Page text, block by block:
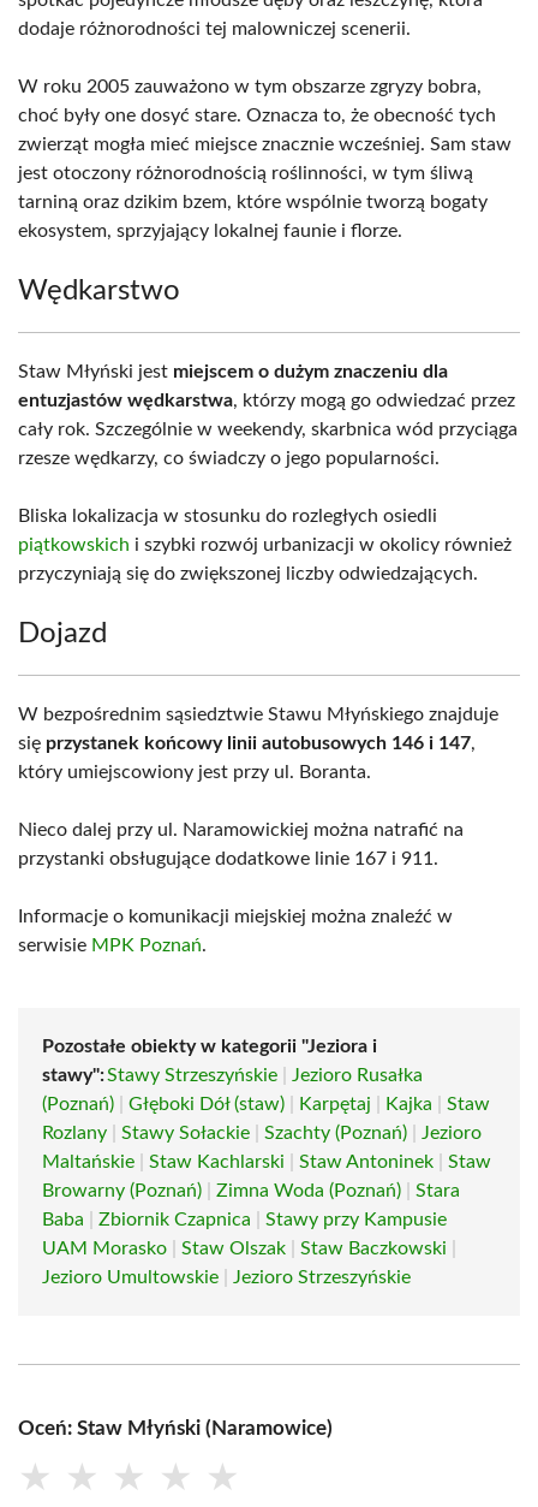
dodaje różnorodności tej malowniczej scenerii.
W roku 2005 zauważono w tym obszarze zgryzy bobra,
choć były one dosyć stare. Oznacza to, że obecność tych
zwierząt mogła mieć miejsce znacznie wcześniej. Sam staw
jest otoczony różnorodnością roślinności, w tym śliwą
tarniną oraz dzikim bzem, które wspólnie tworzą bogaty
ekosystem, sprzyjający lokalnej faunie i florze.
Wędkarstwo
Staw Młyński jest miejscem o dużym znaczeniu dla
entuzjastów wędkarstwa, którzy mogą go odwiedzać przez
cały rok. Szczególnie w weekendy, skarbnica wód przyciąga
rzesze wędkarzy, co świadczy o jego popularności.
Bliska lokalizacja w stosunku do rozległych osiedli
piątkowskich i szybki rozwój urbanizacji w okolicy również
przyczyniają się do zwiększonej liczby odwiedzających.
Dojazd
W bezpośrednim sąsiedztwie Stawu Młyńskiego znajduje
się przystanek końcowy linii autobusowych 146 i 147,
który umiejscowiony jest przy ul. Boranta.
Nieco dalej przy ul. Naramowickiej można natrafić na
przystanki obsługujące dodatkowe linie 167 i 911.
Informacje o komunikacji miejskiej można znaleźć w
serwisie MPK Poznań.
Pozostałe obiekty w kategorii "Jeziora i
stawy":Stawy Strzeszyńskie
Jezioro Rusałka
(Poznań)
Głęboki Dół (staw) Karpętaj Kajka
Staw
Rozlany
Stawy Sołackie Szachty (Poznań)
Jezioro
Maltańskie
Staw Kachlarski Staw Antoninek
Staw
Browarny (Poznań)
Zimna Woda (Poznań)
Stara
Baba
Zbiornik Czapnica
Stawy przy Kampusie
UAM Morasko
Staw Olszak Staw Baczkowski
Jezioro Umultowskie
Jezioro Strzeszyńskie
Oceń: Staw Młyński (Naramowice)
★ ★ ★ ★ ★